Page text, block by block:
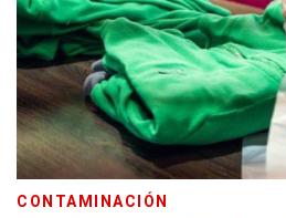
CONTAMINACIÓN